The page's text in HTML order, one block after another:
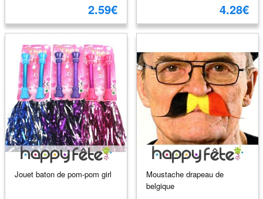
2.59€ 4.28€
Jouet baton de pom-pom girl
Moustache drapeau de
belgique